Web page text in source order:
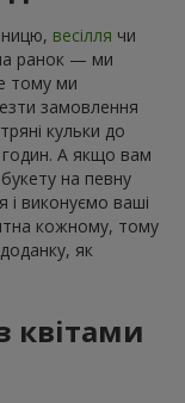
весілля чи
ранок — ми
тому ми
замовлення
кульки до
годин. А якщо вам
на певну
виконуємо ваші
кожному, тому
як
квітами